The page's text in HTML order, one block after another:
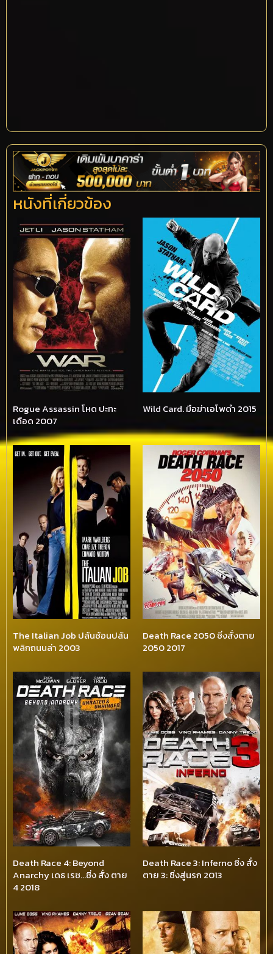
หนังที่เกี่ยวข้อง
Rogue Assassin โหด ปะทะ
เดือด 2007
Wild Card. มือฆ่าเอโพดำ 2015
The Italian Job ปล้นซ้อนปล้น
พลิกถนนล่า 2003
Death Race 2050 ซิ่งสั่งตาย
2050 2017
Death Race 4: Beyond
Anarchy เดธ เรซ…ซิ่ง สั่ง ตาย
4 2018
Death Race 3: Inferno ซิ่ง สั่ง
ตาย 3: ซิ่งสู่นรก 2013